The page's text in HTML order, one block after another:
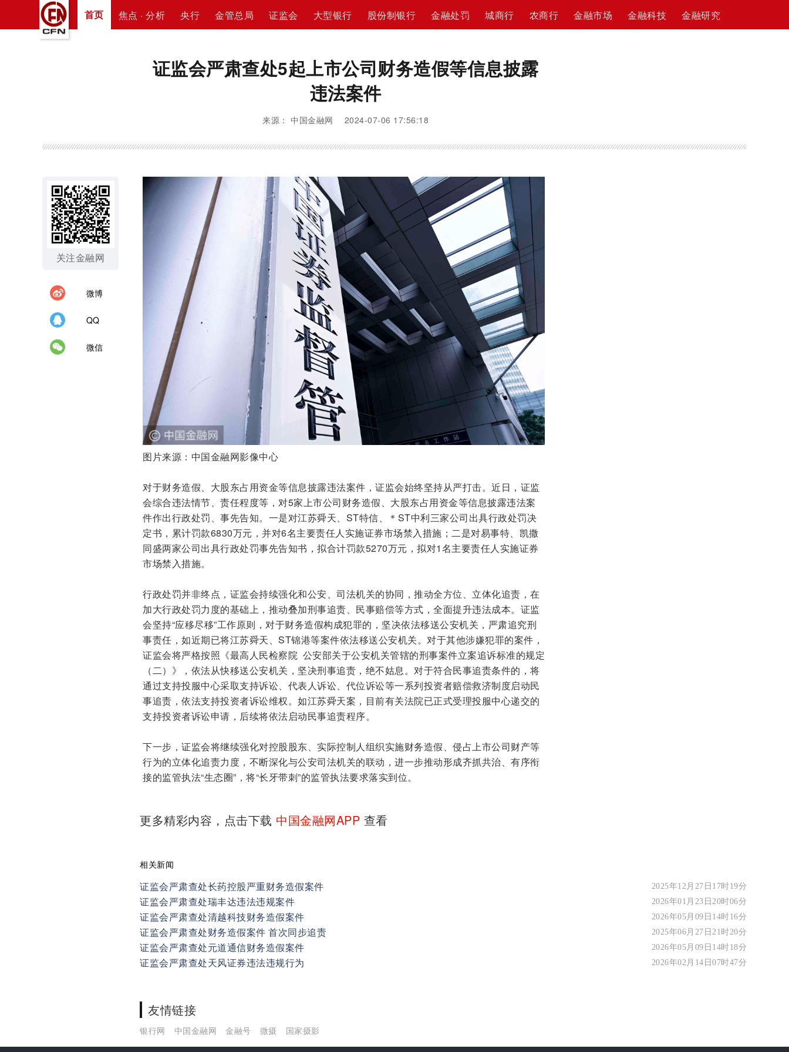
首页 焦点 · 分析 央行 金管总局 证监会 大型银行 股份制银行 金融处罚 城商行 农商行 金融市场 金融科技 金融研究
证监会严肃查处5起上市公司财务造假等信息披露
违法案件
来源： 中国金融网 2024-07-06 17:56:18
关注金融网
微博
QQ
微信
图片来源：中国金融网影像中心
对于财务造假、大股东占用资金等信息披露违法案件，证监会始终坚持从严打击。近日，证监
会综合违法情节、责任程度等，对5家上市公司财务造假、大股东占用资金等信息披露违法案
件作出行政处罚、事先告知。一是对江苏舜天、ST特信、＊ST中利三家公司出具行政处罚决
定书，累计罚款6830万元，并对6名主要责任人实施证券市场禁入措施；二是对易事特、凯撒
同盛两家公司出具行政处罚事先告知书，拟合计罚款5270万元，拟对1名主要责任人实施证券
市场禁入措施。
行政处罚并非终点，证监会持续强化和公安、司法机关的协同，推动全方位、立体化追责，在
加大行政处罚力度的基础上，推动叠加刑事追责、民事赔偿等方式，全面提升违法成本。证监
会坚持“应移尽移”工作原则，对于财务造假构成犯罪的，坚决依法移送公安机关，严肃追究刑
事责任，如近期已将江苏舜天、ST锦港等案件依法移送公安机关。对于其他涉嫌犯罪的案件，
证监会将严格按照《最高人民检察院 公安部关于公安机关管辖的刑事案件立案追诉标准的规定
（二）》，依法从快移送公安机关，坚决刑事追责，绝不姑息。对于符合民事追责条件的，将
通过支持投服中心采取支持诉讼、代表人诉讼、代位诉讼等一系列投资者赔偿救济制度启动民
事追责，依法支持投资者诉讼维权。如江苏舜天案，目前有关法院已正式受理投服中心递交的
支持投资者诉讼申请，后续将依法启动民事追责程序。
下一步，证监会将继续强化对控股股东、实际控制人组织实施财务造假、侵占上市公司财产等
行为的立体化追责力度，不断深化与公安司法机关的联动，进一步推动形成齐抓共治、有序衔
接的监管执法“生态圈”，将“长牙带刺”的监管执法要求落实到位。
更多精彩内容，点击下载 中国金融网APP 查看
相关新闻
证监会严肃查处长药控股严重财务造假案件 2025年12月27日17时19分
证监会严肃查处瑞丰达违法违规案件 2026年01月23日20时06分
证监会严肃查处清越科技财务造假案件 2026年05月09日14时16分
证监会严肃查处财务造假案件 首次同步追责 2025年06月27日21时20分
证监会严肃查处元道通信财务造假案件 2026年05月09日14时18分
证监会严肃查处天风证券违法违规行为 2026年02月14日07时47分
友情链接
银行网 中国金融网 金融号 微摄 国家摄影